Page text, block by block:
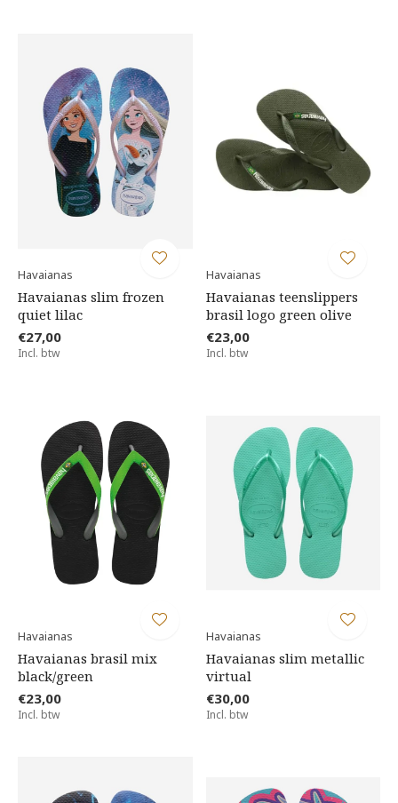
Havaianas
Havaianas slim frozen
quiet lilac
€27,00
Incl. btw
Havaianas
Havaianas teenslippers
brasil logo green olive
€23,00
Incl. btw
Havaianas
Havaianas brasil mix
black/green
€23,00
Incl. btw
Havaianas
Havaianas slim metallic
virtual
€30,00
Incl. btw